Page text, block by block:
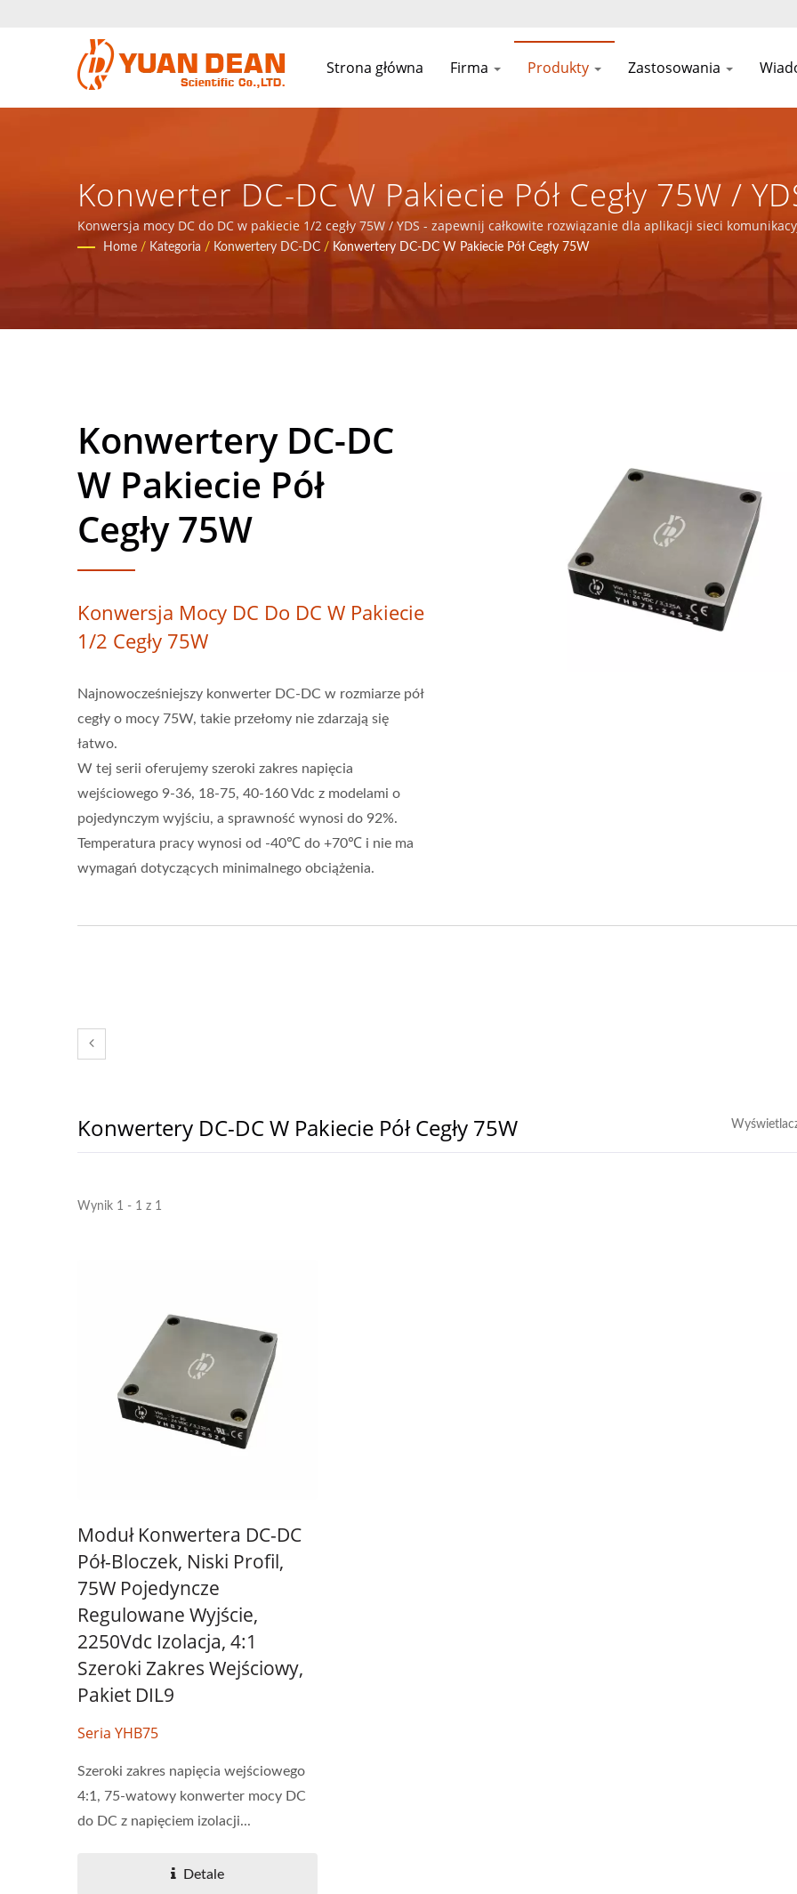
Strona główna Firma Produkty Zastosowania
Konwerter DC-DC W Pakiecie Pół Cegły 75W /
Całkowite Rozwiązanie Dla Aplikacji Sieci
Komponentów Magnetycznych I Produktów
Konwersja mocy DC do DC w pakiecie 1/2 cegły 75W / YDS - zapewnij całkowite rozwiązanie dla aplikacji sieci
zasilających.
Home / Kategoria / Konwertery DC-DC / Konwertery DC-DC W Pakiecie Pół Cegły 75W
Konwertery DC-DC
W Pakiecie Pół
Cegły 75W
Konwersja Mocy DC Do DC W Pakiecie
1/2 Cegły 75W
Najnowocześniejszy konwerter DC-DC w rozmiarze pół
cegły o mocy 75W, takie przełomy nie zdarzają się
łatwo.
W tej serii oferujemy szeroki zakres napięcia
wejściowego 9-36, 18-75, 40-160 Vdc z modelami o
pojedynczym wyjściu, a sprawność wynosi do 92%.
Temperatura pracy wynosi od -40℃ do +70℃ i nie ma
wymagań dotyczących minimalnego obciążenia.
Konwertery DC-DC W Pakiecie Pół Cegły 75W
Wynik 1 - 1 z 1
Moduł Konwertera DC-DC
Pół-Bloczek, Niski Profil,
75W Pojedyncze
Regulowane Wyjście,
2250Vdc Izolacja, 4:1
Szeroki Zakres Wejściowy,
Pakiet DIL9
Seria YHB75
Szeroki zakres napięcia wejściowego
4:1, 75-watowy konwerter mocy DC
do DC z napięciem izolacji...
Detale